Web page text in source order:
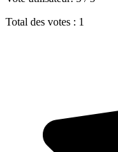
Total des votes : 1